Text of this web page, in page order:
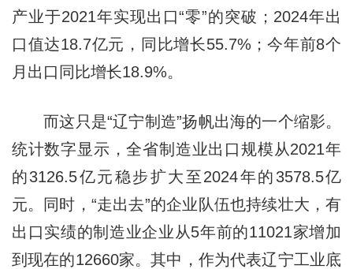
产业于2021年实现出口“零”的突破；2024年出
口值达18.7亿元，同比增长55.7%；今年前8个
月出口同比增长18.9%。
而这只是“辽宁制造”扬帆出海的一个缩影。
统计数字显示，全省制造业出口规模从2021年
的3126.5亿元稳步扩大至2024年的3578.5亿
元。同时，“走出去”的企业队伍也持续壮大，有
出口实绩的制造业企业从5年前的11021家增加
到现在的12660家。其中，作为代表辽宁工业底